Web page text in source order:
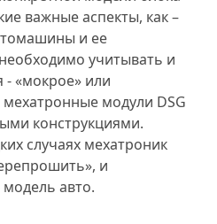
важные аспекты, как –
и ее
учитывать и
- «мокрое» или
модули DSG
конструкциями.
случаях мехатроник
и
авто.